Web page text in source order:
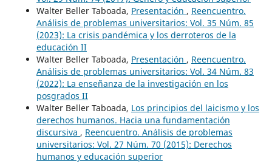
Walter Beller Taboada, Presentación , Reencuentro.
Análisis de problemas universitarios: Vol. 35 Núm. 85
(2023): La crisis pandémica y los derroteros de la
educación II
Walter Beller Taboada, Presentación , Reencuentro.
Análisis de problemas universitarios: Vol. 34 Núm. 83
(2022): La enseñanza de la investigación en los
posgrados II
Walter Beller Taboada, Los principios del laicismo y los
derechos humanos. Hacia una fundamentación
discursiva , Reencuentro. Análisis de problemas
universitarios: Vol. 27 Núm. 70 (2015): Derechos
humanos y educación superior